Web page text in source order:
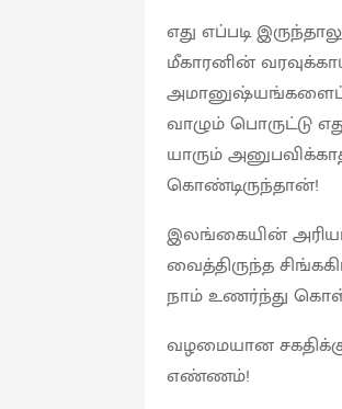
எது எப்படி
மீகாரனின்
அமானுஷ்யங்களைப்
வாழும் பொருட்டு
யாரும்
கொண்டிருந்தான்!
இலங்கையின்
வைத்திருந்த
நாம் உணர்ந்து
வழமையான
எண்ணம்!